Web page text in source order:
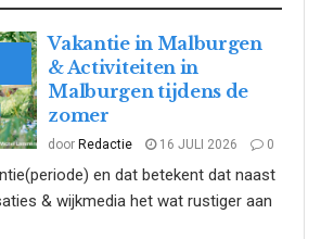
Vakantie in Malburgen
& Activiteiten in
Malburgen tijdens de
zomer
door Redactie 16 JULI 2026 0
en dat betekent dat naast
& wijkmedia het wat rustiger aan